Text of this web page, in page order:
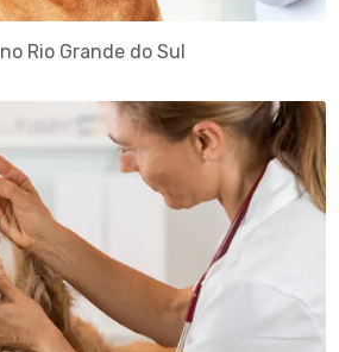
Rio Grande do Sul